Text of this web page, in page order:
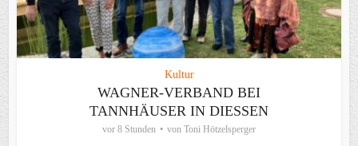
Kultur
WAGNER-VERBAND BEI
TANNHÄUSER IN DIESSEN
vor 8 Stunden von Toni Hötzelsperger